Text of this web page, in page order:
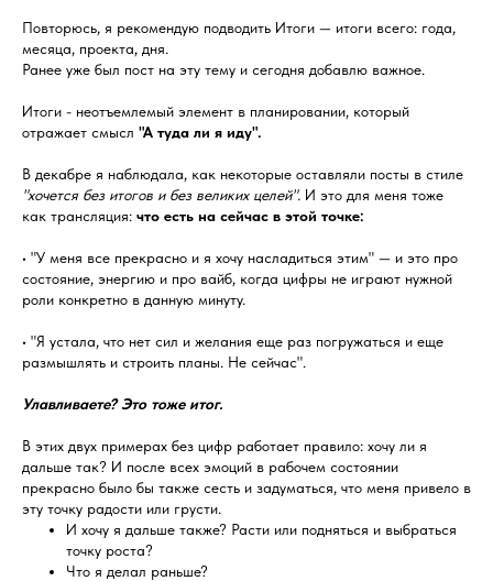
Повторюсь, я рекомендую подводить Итоги — итоги всего: года,
месяца, проекта, дня.
Ранее уже был пост на эту тему и сегодня добавлю важное.
Итоги - неотъемлемый элемент в планировании, который
отражает смысл "А туда ли я иду".
В декабре я наблюдала, как некоторые оставляли посты в стиле
"хочется без итогов и без великих целей". И это для меня тоже
как трансляция: что есть на сейчас в этой точке:
• "У меня все прекрасно и я хочу насладиться этим" — и это про
состояние, энергию и про вайб, когда цифры не играют нужной
роли конкретно в данную минуту.
• "Я устала, что нет сил и желания еще раз погружаться и еще
размышлять и строить планы. Не сейчас".
Улавливаете? Это тоже итог.
В этих двух примерах без цифр работает правило: хочу ли я
дальше так? И после всех эмоций в рабочем состоянии
прекрасно было бы также сесть и задуматься, что меня привело в
эту точку радости или грусти.
И хочу я дальше также? Расти или подняться и выбраться
точку роста?
Что я делал раньше?